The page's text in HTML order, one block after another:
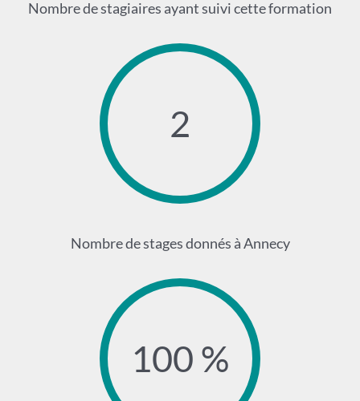
Nombre de stagiaires ayant suivi cette formation
2
Nombre de stages donnés à Annecy
100 %